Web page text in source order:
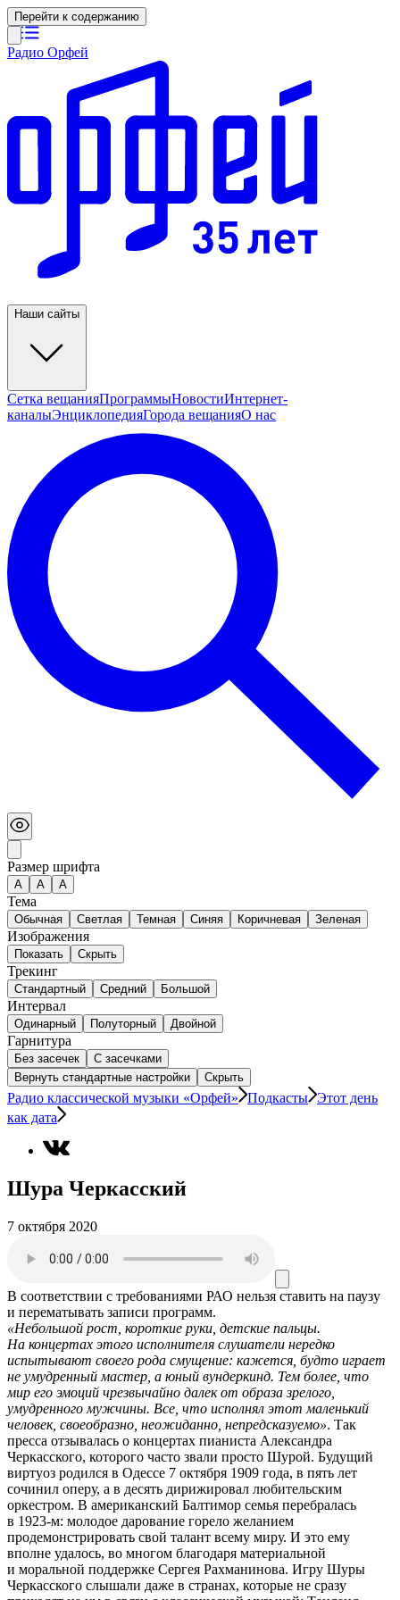
Перейти к содержанию
Радио Орфей
Наши сайты
Сетка вещанияПрограммыНовостиИнтернет-
каналыЭнциклопедияГорода вещанияО нас
Размер шрифта
А A A
Тема
Обычная Светлая Темная Синяя Коричневая Зеленая
Изображения
Показать Скрыть
Трекинг
Стандартный Средний Большой
Интервал
Одинарный Полуторный Двойной
Гарнитура
Без засечек
С засечками
Вернуть стандартные настройки
Скрыть
Радио классической музыки «Орфей» Подкасты Этот день
как дата
Шура Черкасский
7 октября 2020
В соответствии с требованиями РАО нельзя ставить на паузу
и перематывать записи программ.
«Небольшой рост, короткие руки, детские пальцы.
На концертах этого исполнителя слушатели нередко
испытывают своего рода смущение: кажется, будто играет
не умудренный мастер, а юный вундеркинд. Тем более, что
мир его эмоций чрезвычайно далек от образа зрелого,
умудренного мужчины. Все, что исполнял этот маленький
человек, своеобразно, неожиданно, непредсказуемо». Так
пресса отзывалась о концертах пианиста Александра
Черкасского, которого часто звали просто Шурой. Будущий
виртуоз родился в Одессе 7 октября 1909 года, в пять лет
сочинил оперу, а в десять дирижировал любительским
оркестром. В американский Балтимор семья перебралась
в 1923-м: молодое дарование горело желанием
продемонстрировать свой талант всему миру. И это ему
вполне удалось, во многом благодаря материальной
и моральной поддержке Сергея Рахманинова. Игру Шуры
Черкасского слышали даже в странах, которые не сразу